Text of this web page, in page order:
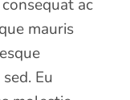
ac
mauris
Eu